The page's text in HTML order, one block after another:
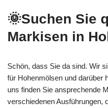
🌞Suchen Sie
Markisen in
Schön, dass Sie da sind. Wir
für Hohenmölsen und darüber
uns finden Sie ansprechende
verschiedenen Ausführungen,